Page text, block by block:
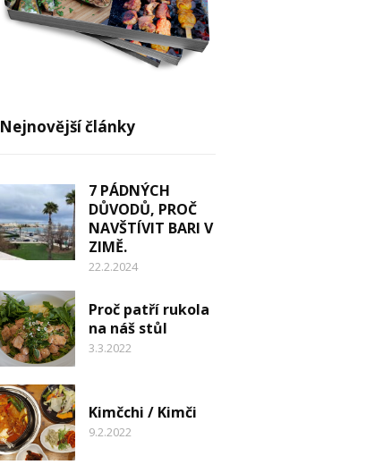
Nejnovější články
7 PÁDNÝCH
DŮVODŮ, PROČ
NAVŠTÍVIT BARI V
ZIMĚ.
22.2.2024
Proč patří rukola
na náš stůl
3.3.2022
Kimčchi / Kimči
9.2.2022